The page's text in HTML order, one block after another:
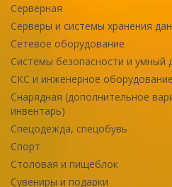
Серверная
Серверы и системы хранения
Сетевое оборудование
Системы безопасности и умный
СКС и инженерное оборудование
Снарядная (дополнительное
инвентарь)
Спецодежда, спецобувь
Спорт
Столовая и пищеблок
Сувениры и подарки